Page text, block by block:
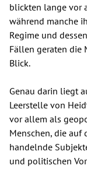
blickten lange vor
während manche
Regime und
Fällen geraten die
Blick.
Genau darin liegt
Leerstelle von
vor allem als
Menschen, die auf
handelnde
und politischen